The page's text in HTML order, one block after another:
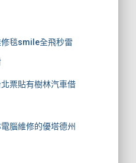
毯smile全飛秒雷
票貼有樹林汽車借
腦維修的優塔德州